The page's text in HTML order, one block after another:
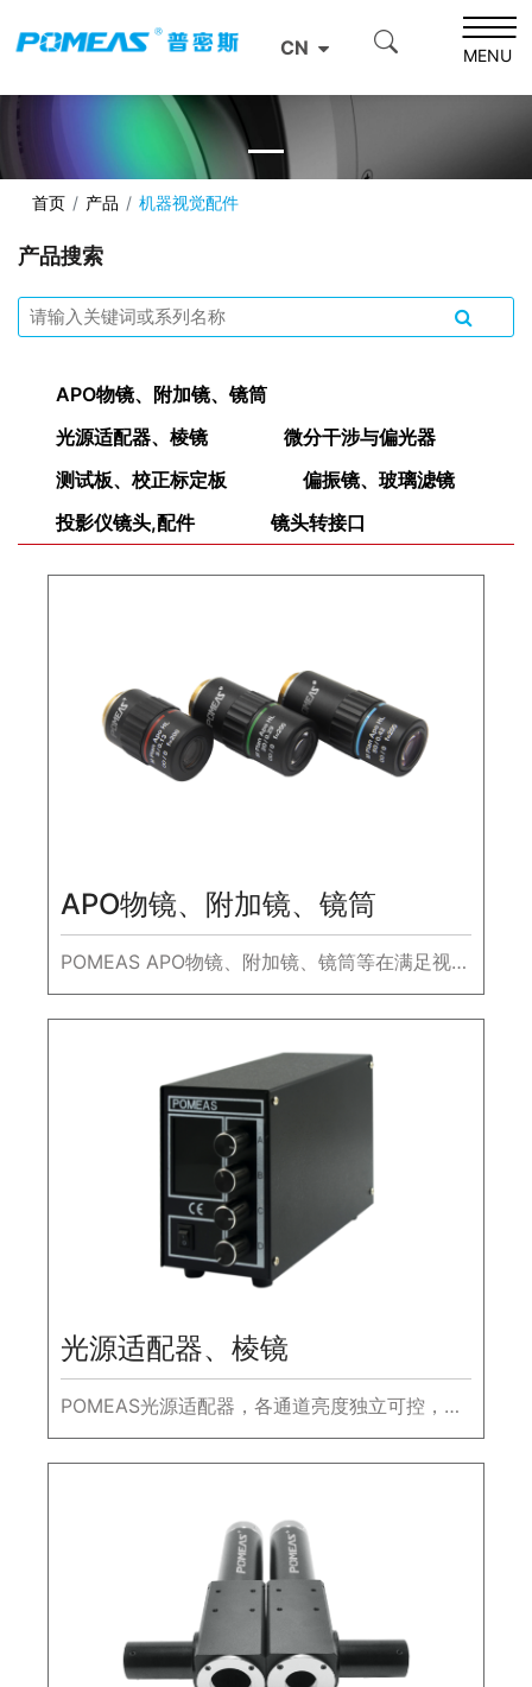
CN MENU
首页 产品 机器视觉配件
产品搜索
APO物镜、附加镜、镜筒
光源适配器、棱镜
微分干涉与偏光器
测试板、校正标定板
偏振镜、玻璃滤镜
投影仪镜头,配件
镜头转接口
APO物镜、附加镜、镜筒
POMEAS APO物镜、附加镜、镜筒等在满足视觉
项目或视觉系统的组合需求方面也起着重要作
用。
光源适配器、棱镜
POMEAS光源适配器，各通道亮度独立可控，
256级数字调节可软件精准控制负载光源亮度。
棱镜可以很好地分解光以满足需求。